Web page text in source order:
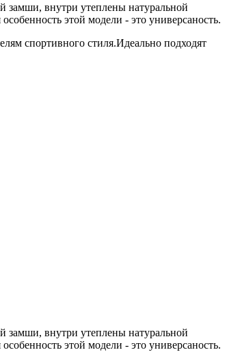
замши, внутри утеплены натуральной
этой модели - это универсаность.
спортивного стиля.Идеально подходят
замши, внутри утеплены натуральной
этой модели - это универсаность.